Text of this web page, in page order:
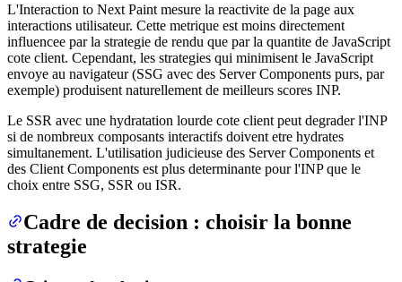
L'Interaction to Next Paint mesure la reactivite de la page aux
interactions utilisateur. Cette metrique est moins directement
influencee par la strategie de rendu que par la quantite de JavaScript
cote client. Cependant, les strategies qui minimisent le JavaScript
envoye au navigateur (SSG avec des Server Components purs, par
exemple) produisent naturellement de meilleurs scores INP.
Le SSR avec une hydratation lourde cote client peut degrader l'INP
si de nombreux composants interactifs doivent etre hydrates
simultanement. L'utilisation judicieuse des Server Components et
des Client Components est plus determinante pour l'INP que le
choix entre SSG, SSR ou ISR.
Cadre de decision : choisir la bonne
strategie